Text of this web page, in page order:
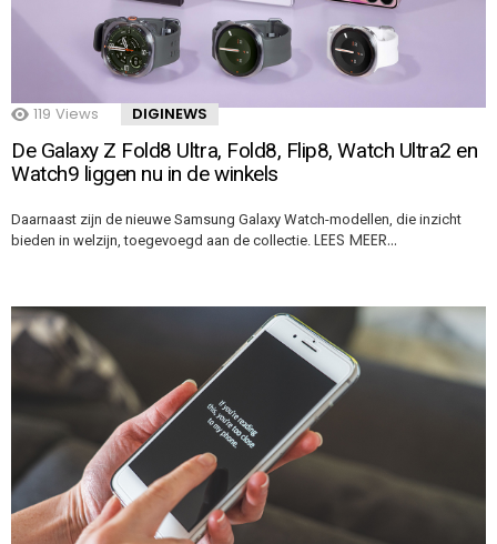
119 Views DIGINEWS
De Galaxy Z Fold8 Ultra, Fold8, Flip8, Watch Ultra2 en
Watch9 liggen nu in de winkels
Daarnaast zijn de nieuwe Samsung Galaxy Watch-modellen, die inzicht
bieden in welzijn, toegevoegd aan de collectie. LEES MEER…